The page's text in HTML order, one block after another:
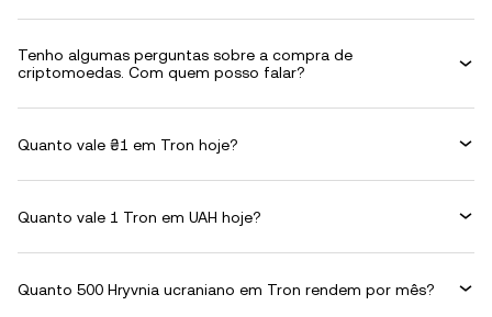
Tenho algumas perguntas sobre a compra de
criptomoedas. Com quem posso falar?
Quanto vale ₴1 em Tron hoje?
Quanto vale 1 Tron em UAH hoje?
Quanto 500 Hryvnia ucraniano em Tron rendem por mês?